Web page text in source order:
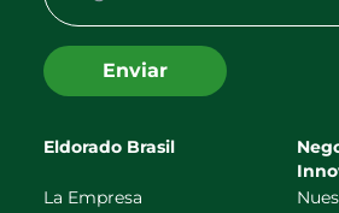
Enviar
Eldorado Brasil
La Empresa